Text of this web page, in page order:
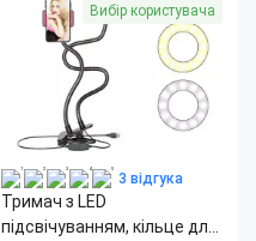
Максимальная высота
штатива:
2000
мм
Потребляемая
мощность:
20 Вт/
час
Срок службы:
Тип цоколя: LED-module
Вибір користувача
3 відгука
Тримач з LED
підсвічуванням, кільце для